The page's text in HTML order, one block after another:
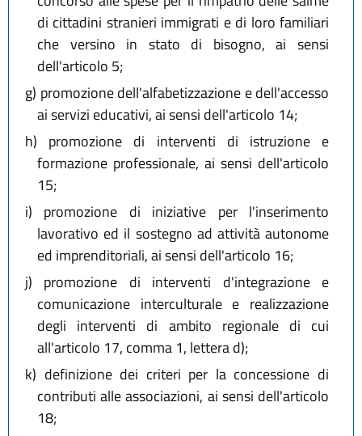
di cittadini stranieri immigrati e di loro familiari
che versino in stato di bisogno, ai sensi
dell'articolo 5;
g) promozione dell'alfabetizzazione e dell'accesso
ai servizi educativi, ai sensi dell'articolo 14;
h) promozione di interventi di istruzione e
formazione professionale, ai sensi dell'articolo
15;
i) promozione di iniziative per l'inserimento
lavorativo ed il sostegno ad attività autonome
ed imprenditoriali, ai sensi dell'articolo 16;
j) promozione di interventi d'integrazione e
comunicazione interculturale e realizzazione
degli interventi di ambito regionale di cui
all'articolo 17, comma 1, lettera d);
k) definizione dei criteri per la concessione di
contributi alle associazioni, ai sensi dell'articolo
18;